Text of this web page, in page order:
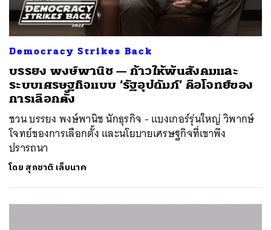
Democracy Strikes Back
บรรยง พงษ์พานิช — ก้าวให้พ้นสังคมและ
ระบบเศรษฐกิจแบบ ‘รัฐอุปถัมภ์’ คือโจทย์ของ
การเลือกตั้ง
ชวน บรรยง พงษ์พานิช นักธุรกิจ - แบงเกอร์รุ่นใหญ่ วิพากษ์
โจทย์ของการเลือกตั้ง และนโยบายเศรษฐกิจที่เขาพึง
ปรารถนา
โดย สุภชาติ เล็บนาค